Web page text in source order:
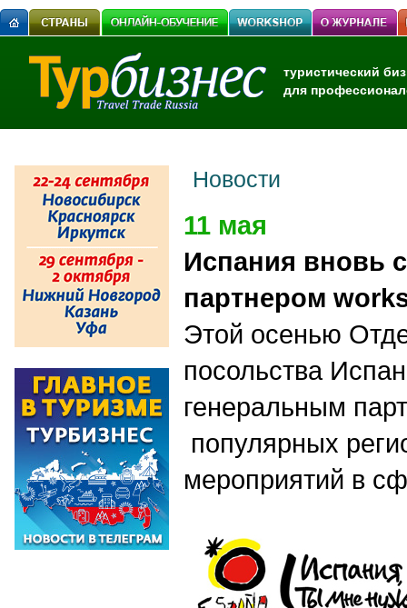
туристический
для
Новости
11 мая
Испания вновь
партнером
Этой осенью
посольства
генеральным
популярных
мероприятий в